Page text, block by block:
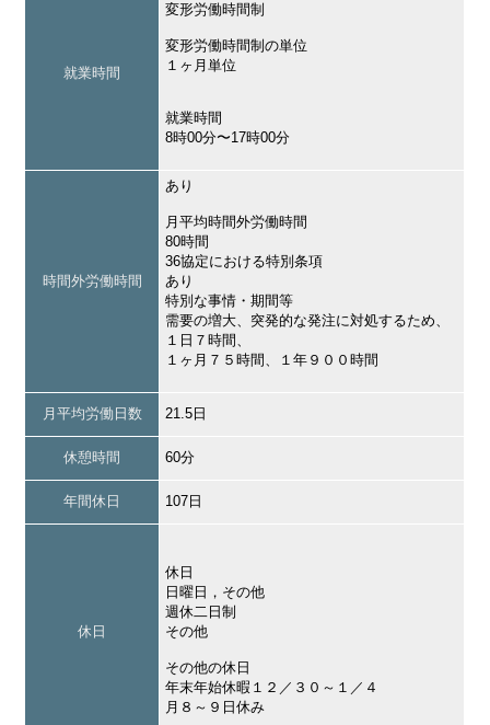
就業時間
変形労働時間制
変形労働時間制の単位
１ヶ月単位
就業時間
8時00分〜17時00分
時間外労働時間
あり
月平均時間外労働時間
80時間
36協定における特別条項
あり
特別な事情・期間等
需要の増大、突発的な発注に対処するため、
１日７時間、
１ヶ月７５時間、１年９００時間
月平均労働日数 21.5日
休憩時間 60分
年間休日 107日
休日
休日
日曜日，その他
週休二日制
その他
その他の休日
年末年始休暇１２／３０～１／４
月８～９日休み